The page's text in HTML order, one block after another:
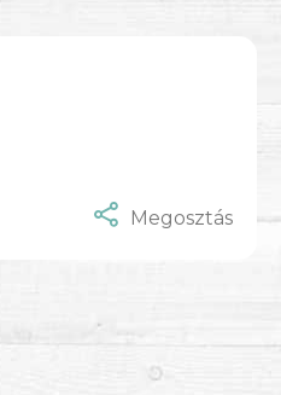
Megosztás